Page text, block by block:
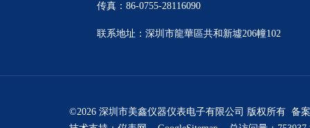
传真：86-0755-28116090
联系地址：深圳市龍華區共和新墟206幢102
©2026 深圳市美鑫仪器仪表电子有限公司 版权所有 备